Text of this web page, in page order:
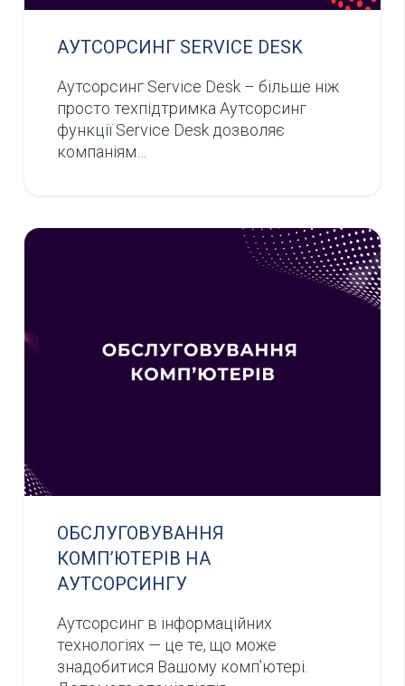
АУТСОРСИНГ SERVICE DESK
Аутсорсинг Service Desk – більше ніж
просто техпідтримка Аутсорсинг
функції Service Desk дозволяє
компаніям…
ОБСЛУГОВУВАННЯ
КОМП’ЮТЕРІВ НА
АУТСОРСИНГУ
Аутсорсинг в інформаційних
технологіях — це те, що може
знадобитися Вашому комп’ютері.